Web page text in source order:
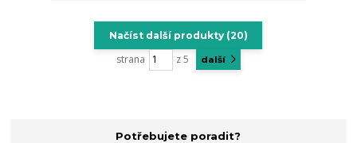
Načíst další produkty (20)
strana z 5 další
Potřebujete poradit?